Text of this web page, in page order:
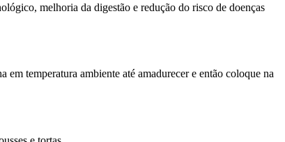
melhoria da digestão e redução do risco de doenças
temperatura ambiente até amadurecer e então coloque na